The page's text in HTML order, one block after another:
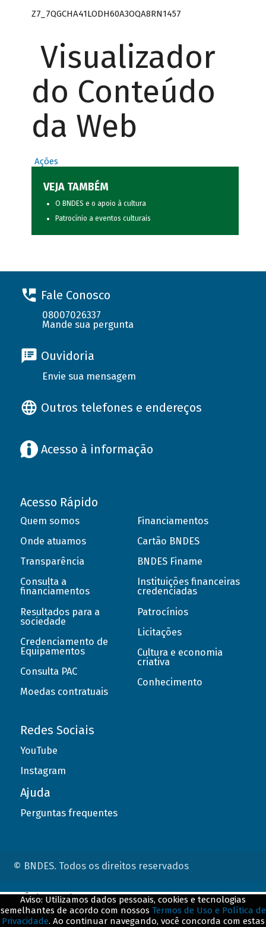
Z7_7QGCHA41LODH60A3OQA8RN1457
Visualizador
do Conteúdo
da Web
Ações
VEJA TAMBÉM
O BNDES e o apoio à cultura
Patrocínio a eventos culturais
Fale Conosco
08007026337
Mande sua pergunta
Ouvidoria
Envie sua mensagem
Outros telefones e endereços
Acesso à informação
Acesso Rápido
Quem somos
Onde atuamos
Transparência
Consulta a
financiamentos
Resultados para a
sociedade
Credenciamento de
Equipamentos
Consulta PAC
Moedas contratuais
Financiamentos
Cartão BNDES
BNDES Finame
Instituições financeiras
credenciadas
Patrocínios
Licitações
Cultura e economia
criativa
Conhecimento
Redes Sociais
YouTube
Instagram
Ajuda
Perguntas frequentes
© BNDES. Todos os direitos reservados
Aviso: Utilizamos dados pessoais, cookies e tecnologias
semelhantes de acordo com nossos Termos de Uso e Política de
Privacidade. Ao continuar navegando, você concorda com estas
ConteÃºdo complementar
${title}${badge}